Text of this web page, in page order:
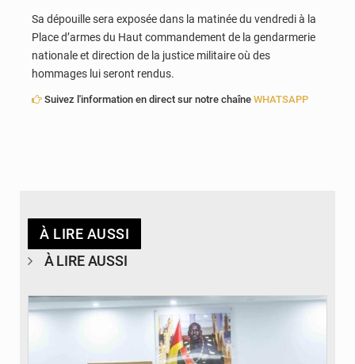
Sa dépouille sera exposée dans la matinée du vendredi à la
Place d’armes du Haut commandement de la gendarmerie
nationale et direction de la justice militaire où des
hommages lui seront rendus.
Suivez l'information en direct sur notre chaîne WHATSAPP
À LIRE AUSSI
À LIRE AUSSI